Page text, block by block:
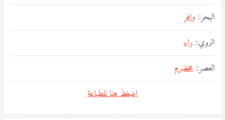
البحر:: وافر
الروي:: راء
العصر::مخضرم
اضغط هنا للطباعة